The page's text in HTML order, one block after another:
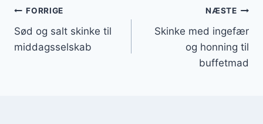
Indlægsnavigation
FORRIGE
Sød og salt skinke til
middagsselskab
NÆSTE
Skinke med ingefær
og honning til
buffetmad